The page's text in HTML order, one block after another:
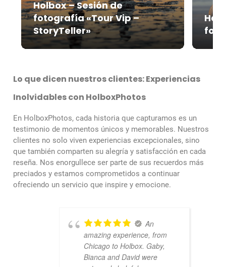
Holbox – Sesión de
fotografía «Tour Vip –
StoryTeller»
Lo que dicen nuestros clientes: Experiencias
Inolvidables con HolboxPhotos
En HolboxPhotos, cada historia que capturamos es un
testimonio de momentos únicos y memorables. Nuestros
clientes no solo viven experiencias excepcionales, sino
que también comparten su alegría y satisfacción en cada
reseña. Nos enorgullece ser parte de sus recuerdos más
preciados y estamos comprometidos a continuar
ofreciendo un servicio que inspire y emocione.
An
amazing experience, from
Chicago to Holbox. Gaby,
Bianca and David were